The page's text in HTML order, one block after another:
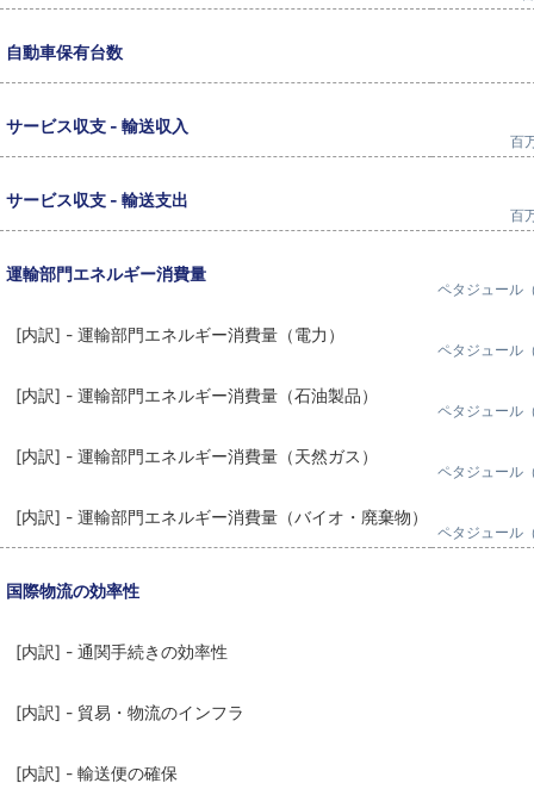
自動車保有台数
サービス収支 - 輸送収入
百
サービス収支 - 輸送支出
百
運輸部門エネルギー消費量
ペタジュール
[内訳] - 運輸部門エネルギー消費量（電力）
ペタジュール
[内訳] - 運輸部門エネルギー消費量（石油製品）
ペタジュール
[内訳] - 運輸部門エネルギー消費量（天然ガス）
ペタジュール
[内訳] - 運輸部門エネルギー消費量（バイオ・廃棄物）
ペタジュール
国際物流の効率性
[内訳] - 通関手続きの効率性
[内訳] - 貿易・物流のインフラ
[内訳] - 輸送便の確保